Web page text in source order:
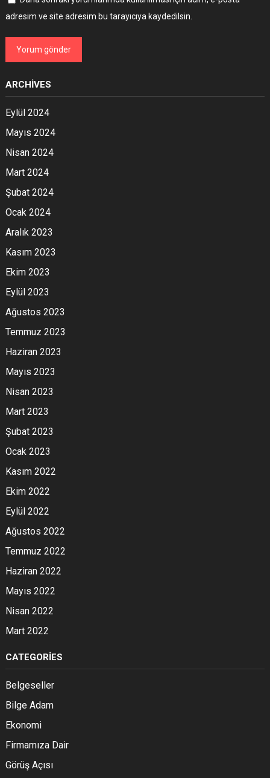
adresim ve site adresim bu tarayıcıya kaydedilsin.
ARCHIVES
Eylül 2024
Mayıs 2024
Nisan 2024
Mart 2024
Şubat 2024
Ocak 2024
Aralık 2023
Kasım 2023
Ekim 2023
Eylül 2023
Ağustos 2023
Temmuz 2023
Haziran 2023
Mayıs 2023
Nisan 2023
Mart 2023
Şubat 2023
Ocak 2023
Kasım 2022
Ekim 2022
Eylül 2022
Ağustos 2022
Temmuz 2022
Haziran 2022
Mayıs 2022
Nisan 2022
Mart 2022
CATEGORIES
Belgeseller
Bilge Adam
Ekonomi
Firmamıza Dair
Görüş Açısı